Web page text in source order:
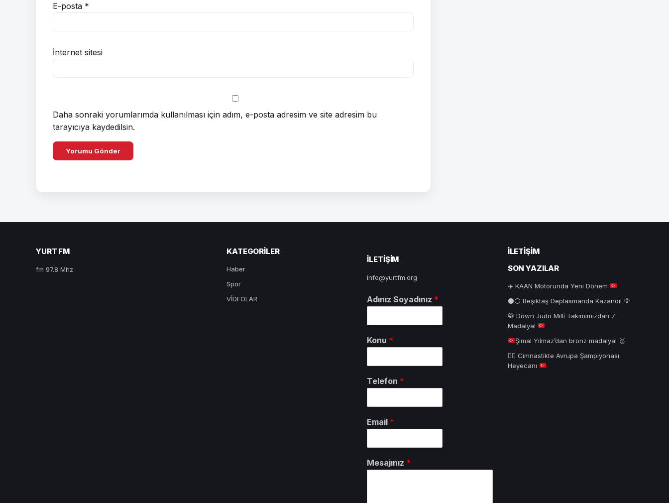
E-posta *
İnternet sitesi
Daha sonraki yorumlarımda kullanılması için adım, e-posta adresim ve site adresim bu
tarayıcıya kaydedilsin.
YURT FM
fm 97.8 Mhz
KATEGORILER
Haber
Spor
VİDEOLAR
ILETIŞIM
info@yurtfm.org
Adınız Soyadınız *
Konu *
Telefon *
Email *
Mesajınız *
İLETIŞIM
SON YAZILAR
✈️KAAN Motorunda Yeni Dönem
⚫⚪ Beşiktaş Deplasmanda Kazandı! 🦅
🥋 Down Judo Millî Takımımızdan 7
Madalya!
Şimal Yılmaz’dan bronz madalya! 🥉
🤸‍♂️ Cimnastikte Avrupa Şampiyonası
Heyecanı